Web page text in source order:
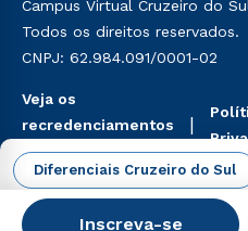
Diferenciais Cruzeiro do Sul
Inscreva-se
Religioso, Geografia para a
do Ensino de História:
Campus Virtual Cruzeiro do
Todos os direitos reservados.
CNPJ: 62.984.091/0001-02
Veja os
recredenciamentos
aqui